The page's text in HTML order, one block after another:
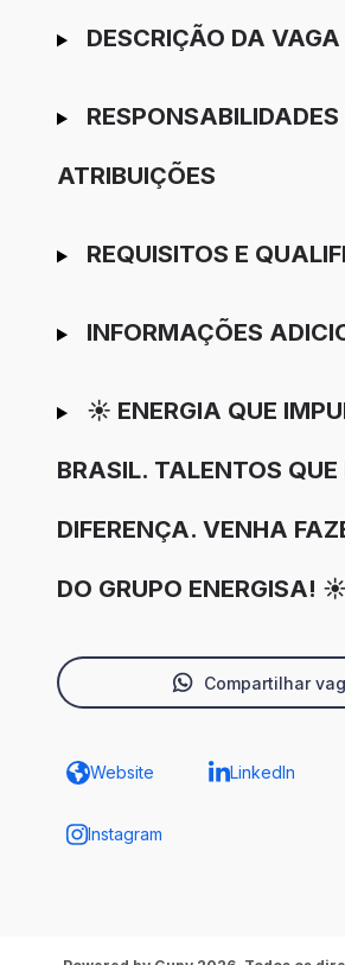
Ir para candidatura
DESCRIÇÃO DA VAGA
RESPONSABILIDADES
ATRIBUIÇÕES
REQUISITOS E
INFORMAÇÕES
☀️ ENERGIA QUE
BRASIL. TALENTOS
DIFERENÇA. VENHA
DO GRUPO ENERGISA! ☀️
Compartilhar
Website LinkedIn
Instagram